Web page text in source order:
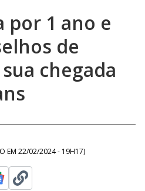
por 1 ano e
de
chegada
EM 22/02/2024 - 19H17)